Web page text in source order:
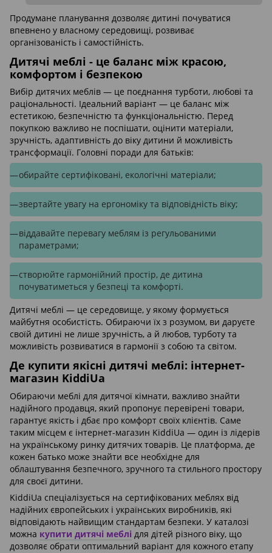
Продумане планування дозволяє дитині почуватися
впевнено у власному середовищі, розвиває
організованість і самостійність.
Дитячі меблі - це баланс між красою,
комфортом і безпекою
Вибір дитячих меблів — це поєднання турботи, любові та
раціональності. Ідеальний варіант — це баланс між
естетикою, безпечністю та функціональністю. Перед
покупкою важливо не поспішати, оцінити матеріали,
зручність, адаптивність до віку дитини й можливість
трансформації. Головні поради для батьків:
обирайте сертифіковані, екологічні матеріали;
звертайте увагу на ергономіку та відповідність віку;
віддавайте перевагу меблям із регульованими
параметрами;
створюйте гармонійний простір, де дитина
почуватиметься у безпеці та комфорті.
Дитячі меблі — це середовище, у якому формується
майбутня особистість. Обираючи їх з розумом, ви даруєте
своїй дитині не лише зручність, а й любов, турботу та
можливість розвиватися в гармонії з собою та світом.
Де купити якісні дитячі меблі: інтернет-
магазин KiddiUa
Обираючи меблі для дитячої кімнати, важливо знайти
надійного продавця, який пропонує перевірені товари,
гарантує якість і дбає про комфорт своїх клієнтів. Саме
таким місцем є інтернет-магазин KiddiUa — один із лідерів
на українському ринку дитячих товарів. Це платформа, де
кожен батько може знайти все необхідне для
облаштування безпечного, зручного та стильного простору
для своєї дитини.
KiddiUa спеціалізується на сертифікованих меблях від
надійних європейських і українських виробників, які
відповідають найвищим стандартам безпеки. У каталозі
можна купити дитячі меблі для дітей різного віку, що
дозволяє обрати оптимальний варіант для кожного етапу